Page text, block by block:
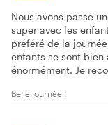
Nous avons passé
super avec les
préféré de la
enfants se sont
énormément. Je
Belle journée !